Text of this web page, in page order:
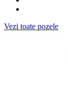
Vezi toate pozele